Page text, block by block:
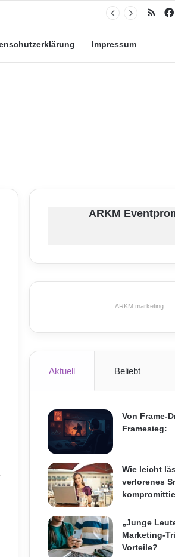
RSS
Impressum
ARKM
ARKM.marketing
Aktuell Beliebt
Von Frame-
Framesieg:
Wie leicht
verlorenes
„Junge
Marketing-
Vorteile?